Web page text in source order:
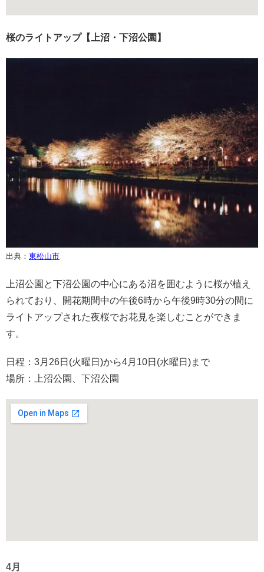
桜のライトアップ【上沼・下沼公園】
出典： 東松山市
上沼公園と下沼公園の中心にある沼を囲むように桜が植え
られており、開花期間中の午後6時から午後9時30分の間に
ライトアップされた夜桜でお花見を楽しむことができま
す。
日程：3月26日(火曜日)から4月10日(水曜日)まで
場所：上沼公園、下沼公園
4月